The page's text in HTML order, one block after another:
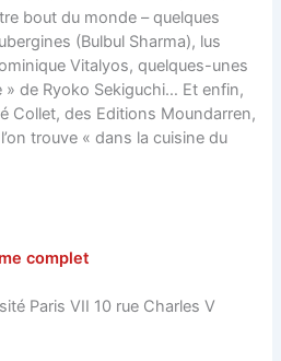
bout du monde – quelques
(Bulbul Sharma), lus
Vitalyos, quelques-unes
de Ryoko Sekiguchi… Et enfin,
Collet, des Editions Moundarren,
trouve « dans la cuisine du
complet
Paris VII 10 rue Charles V